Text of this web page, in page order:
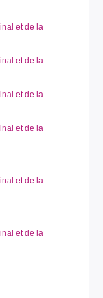
et de la
et de la
et de la
et de la
et de la
et de la